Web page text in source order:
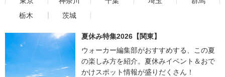
栃木
茨城
夏休み特集2026【関東】
ウォーカー編集部がおすすめする、この夏
の楽しみ方を紹介。夏休みイベント＆おで
かけスポット情報が盛りだくさん！